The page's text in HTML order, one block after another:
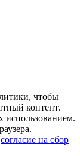
чтобы
контент.
согласие на сбор